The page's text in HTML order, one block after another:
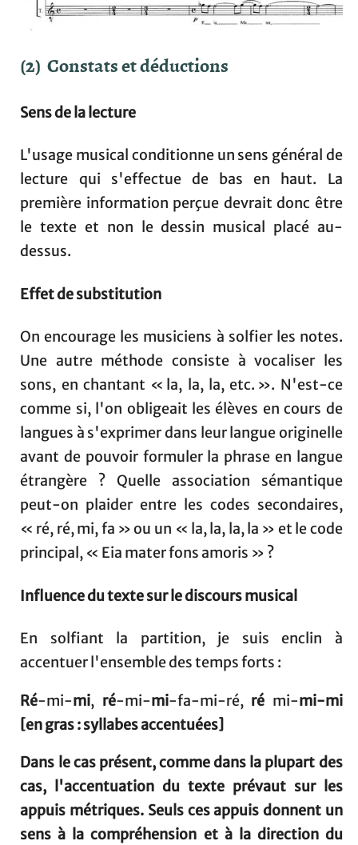
(2) Constats et déductions
Sens de la lecture
L'usage musical conditionne un sens général de
lecture qui s'effectue de bas en haut. La
première information perçue devrait donc être
le texte et non le dessin musical placé au-
dessus.
Effet de substitution
On encourage les musiciens à solfier les notes.
Une autre méthode consiste à vocaliser les
sons, en chantant « la, la, la, etc. ». N'est-ce
comme si, l'on obligeait les élèves en cours de
langues à s'exprimer dans leur langue originelle
avant de pouvoir formuler la phrase en langue
étrangère ? Quelle association sémantique
peut-on plaider entre les codes secondaires,
« ré, ré, mi, fa » ou un « la, la, la, la » et le code
principal, « Eia mater fons amoris » ?
Influence du texte sur le discours musical
En solfiant la partition, je suis enclin à
accentuer l'ensemble des temps forts :
Ré-mi-mi, ré-mi-mi-fa-mi-ré, ré mi-mi-mi
[en gras : syllabes accentuées]
Dans le cas présent, comme dans la plupart des
cas, l'accentuation du texte prévaut sur les
appuis métriques. Seuls ces appuis donnent un
sens à la compréhension et à la direction du